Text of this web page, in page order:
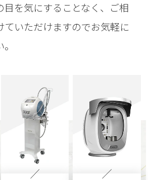
目を気にすることなく、ご相
ていただけますのでお気軽に